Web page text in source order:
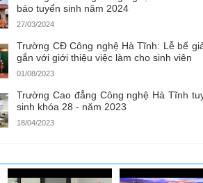
báo tuyển sinh năm 2024
27/03/2024
Trường CĐ Công nghệ Hà Tĩnh: Lễ bế
gắn với giới thiệu việc làm cho sinh viên
01/08/2023
Trường Cao đẳng Công nghệ Hà Tĩnh
sinh khóa 28 - năm 2023
18/04/2023